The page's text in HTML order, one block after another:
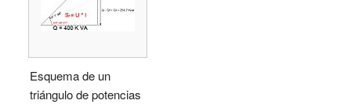
Esquema de un
triángulo de potencias